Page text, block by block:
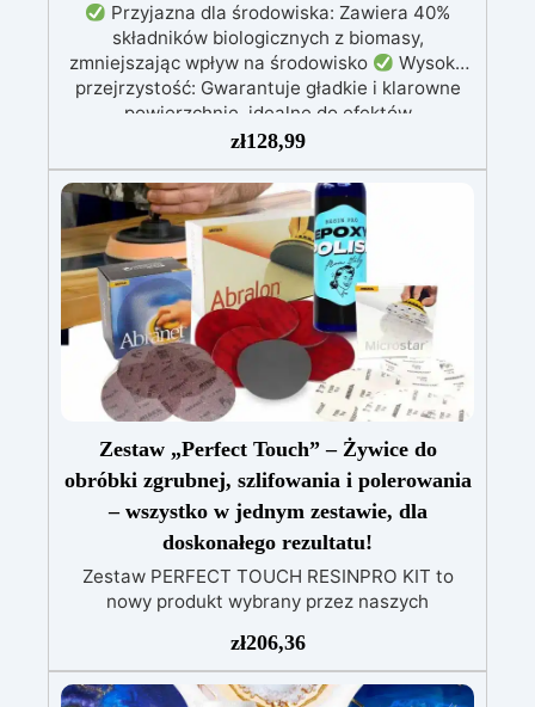
Przyjazna dla środowiska: Zawiera 40%
składników biologicznych z biomasy,
zmniejszając wpływ na środowisko
Wysoka
przejrzystość: Gwarantuje gładkie i klarowne
powierzchnie, idealne do efektów
Wytrzymała i stabilna:
Ochrona przed promieniowaniem UV, wilgocią i
zwiększona odporność mechaniczna
w użyciu: Niska reakcja egzotermiczna
umożliwia zalewy do 1 cm, zapobiegając
żółknięciu i przegrzewaniu
Szerokie
zastosowanie: Nadaje się do powłok stołów, tac
i małych dzieł sztuki
zł128,99
Zestaw „Perfect Touch” – Żywice do
obróbki zgrubnej, szlifowania i polerowania
– wszystko w jednym zestawie, dla
doskonałego rezultatu!
Zestaw PERFECT TOUCH RESINPRO KIT to
nowy produkt wybrany przez naszych
prace żywiczne. Od teraz wszystkie kwestie
związane z polerowaniem, satynowaniem,
szlifowaniem i obróbką zgrubną nie będą już
zł206,36